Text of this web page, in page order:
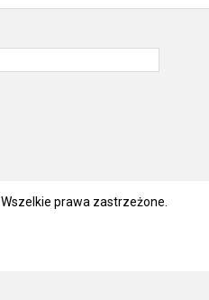
. Wszelkie prawa zastrzeżone.